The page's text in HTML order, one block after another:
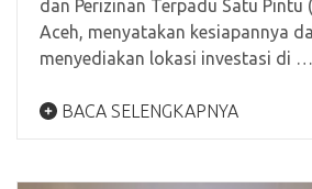
dan Perizinan Terpadu Satu Pintu
Aceh, menyatakan kesiapannya
menyediakan lokasi investasi di …
BACA SELENGKAPNYA